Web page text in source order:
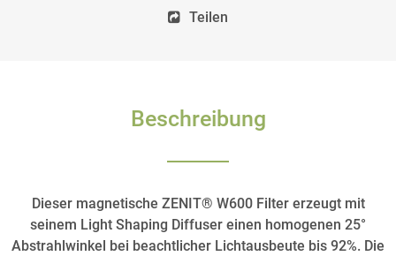
Teilen
Beschreibung
Dieser magnetische ZENIT® W600 Filter erzeugt mit
seinem Light Shaping Diffuser einen homogenen 25°
Abstrahlwinkel bei beachtlicher Lichtausbeute bis 92%. Die